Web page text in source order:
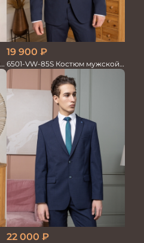
19 900 ₽
6501-VW-85S Костюм мужской
двойка
22 000 ₽